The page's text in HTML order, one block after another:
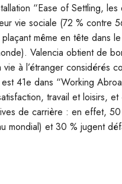
“Ease of Settling, les
vie sociale (72 % contre
même en tête dans
Valencia obtient de
à l’étranger considérés
41e dans “Working
travail et loisirs,
de carrière : en effet,
mondial) et 30 % jugent